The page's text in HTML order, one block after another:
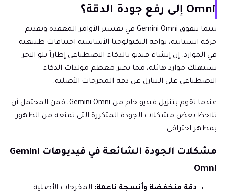
Omni إلى رفع جودة الدقة؟
بينما يتفوق Gemini Omni في تفسير الأوامر المعقدة وتقديم
حركة انسيابية، تواجه التكنولوجيا الأساسية اختناقات طبيعية
في الموارد. إن إنشاء فيديو بالذكاء الاصطناعي إطاراً تلو الآخر
يستهلك موارد هائلة، مما يجبر معظم مولدات الذكاء
الاصطناعي على التنازل عن دقة المخرجات الأصلية.
عندما تقوم بتنزيل فيديو خام من Gemini Omni، فمن المحتمل أن
تلاحظ بعض مشكلات الجودة المتكررة التي تمنعه من الظهور
بمظهر احترافي:
مشكلات الجودة الشائعة في فيديوهات Gemini
Omni
دقة منخفضة وأنسجة ناعمة: المخرجات الأصلية